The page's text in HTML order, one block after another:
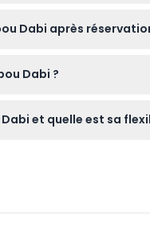
si vous préférez
Dabi après
Dabi ?
Sheikh Zayed, le
et quelle est sa